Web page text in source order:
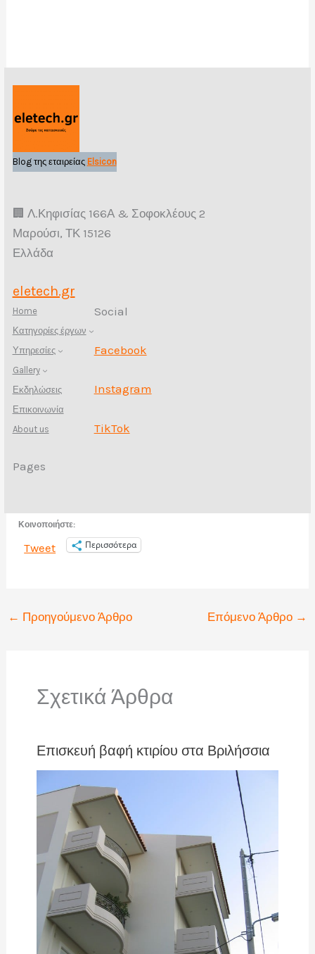
Blog της εταιρείας Elsicon
🏢 Λ.Κηφισίας 166Α & Σοφοκλέους 2
Μαρούσι, ΤΚ 15126
Ελλάδα
eletech.gr
Home
Κατηγορίες έργων
Υπηρεσίες
Gallery
Εκδηλώσεις
Επικοινωνία
About us
Pages
Social
Facebook
Instagram
TikTok
Κοινοποιήστε:
Tweet Περισσότερα
← Προηγούμενο Άρθρο Επόμενο Άρθρο →
Σχετικά Άρθρα
Επισκευή βαφή κτιρίου στα Βριλήσσια